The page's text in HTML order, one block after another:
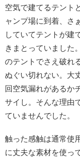
空気で建てるテント
ャンプ場に到着、さ
していてテントが建
きまとっていました
のテントでさえ破れ
ぬぐい切れない。大
回空気漏れがあるか
サイし。そんな理由
ていませんでした。
触った感触は通常使
に丈夫な素材を使っ